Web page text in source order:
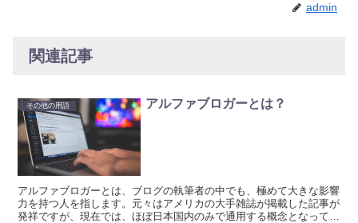
admin
関連記事
その他の用語 アルファブロガーとは？
アルファブロガーとは、ブログの執筆者の中でも、極めて大きな影響
力を持つ人を指します。元々はアメリカの大手雑誌が掲載した記事が
発祥ですが、現在では、ほぼ日本国内のみで通用する概念となってい